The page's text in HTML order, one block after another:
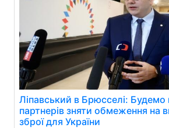
Ліпавський в Брюсселі: Будемо
партнерів зняти обмеження на
зброї для України